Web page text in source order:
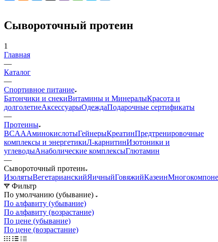
Сывороточный протеин
1
Главная
—
Каталог
—
Спортивное питание
Батончики и снекиВитамины и МинералыКрасота и
долголетиеАксессуарыОдеждаПодарочные сертификаты
—
Протеины
BCAAАминокислотыГейнерыКреатинПредтренировочные
комплексы и энергетикиЛ-карнитинИзотоники и
углеводыАнаболические комплексыГлютамин
—
Сывороточный протеин
ИзолятыВегетарианскийЯичныйГовяжийКазеин
Фильтр
По умолчанию (убывание)
По алфавиту (убывание)
По алфавиту (возрастание)
По цене (убывание)
По цене (возрастание)